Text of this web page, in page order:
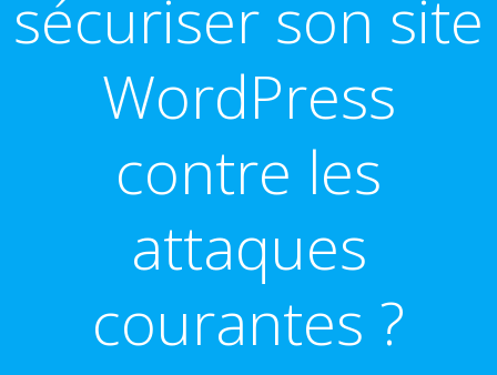
sécuriser son site
WordPress
contre les
attaques
courantes ?